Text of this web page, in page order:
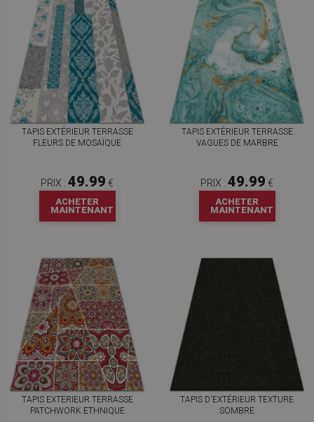
TAPIS EXTÉRIEUR TERRASSE
FLEURS DE MOSAÏQUE
PRIX : 49.99 €
ACHETER
MAINTENANT
TAPIS EXTÉRIEUR TERRASSE
VAGUES DE MARBRE
PRIX : 49.99 €
ACHETER
MAINTENANT
TAPIS EXTERIEUR TERRASSE
PATCHWORK ETHNIQUE
TAPIS D'EXTÉRIEUR TEXTURE
SOMBRE